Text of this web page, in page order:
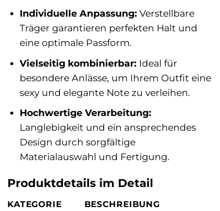
Individuelle Anpassung:Verstellbare
Träger garantieren perfekten Halt und
eine optimale Passform.
Vielseitig kombinierbar:Ideal für
besondere Anlässe, um Ihrem Outfit eine
sexy und elegante Note zu verleihen.
Hochwertige Verarbeitung:
Langlebigkeit und ein ansprechendes
Design durch sorgfältige
Materialauswahl und Fertigung.
Produktdetails im Detail
KATEGORIE BESCHREIBUNG